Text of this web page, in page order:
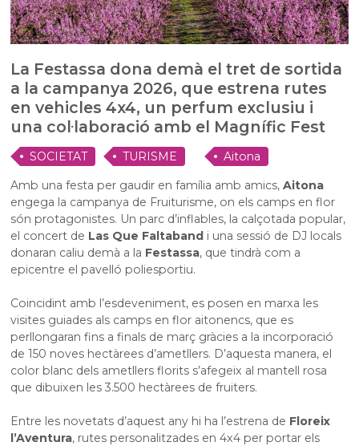
La Festassa dona demà el tret de sortida
a la campanya 2026, que estrena rutes
en vehicles 4x4, un perfum exclusiu i
una col·laboració amb el Magnífic Fest
SOCIETAT TURISME
Aitona
Amb una festa per gaudir en família amb amics,Aitona
engega la campanya de Fruiturisme, on els camps en flor
són protagonistes. Un parc d’inflables, la calçotada popular,
el concert de Las Que Faltaband i una sessió de DJ locals
donaran caliu demà a la Festassa, que tindrà com a
epicentre el pavelló poliesportiu.
Coincidint amb l’esdeveniment, es posen en marxa les
visites guiades als camps en flor aitonencs, que es
perllongaran fins a finals de març gràcies a la incorporació
de 150 noves hectàrees d’ametllers. D’aquesta manera, el
color blanc dels ametllers florits s’afegeix al mantell rosa
que dibuixen les 3.500 hectàrees de fruiters.
Entre les novetats d’aquest any hi ha l’estrena de Floreix
l’Aventura, rutes personalitzades en 4x4 per portar els